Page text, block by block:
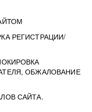
РЕГИСТРАЦИИ/
ОБЖАЛОВАНИЕ
САЙТА.